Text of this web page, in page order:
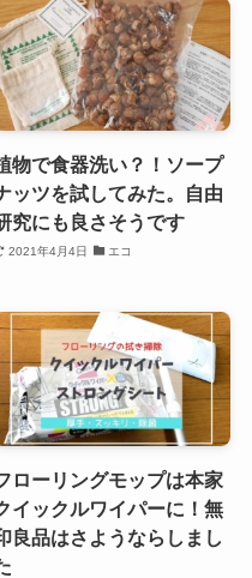
物で食器洗い？！ソープ
ッツを試してみた。自由
究にも良さそうです
2021年4月4日 エコ
ローリングモップは本家
イックルワイパーに！無
良品はさようならしまし